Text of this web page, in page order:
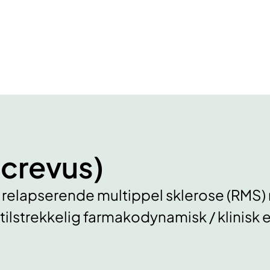
multippel sklerose
farmakodynamisk / klinisk